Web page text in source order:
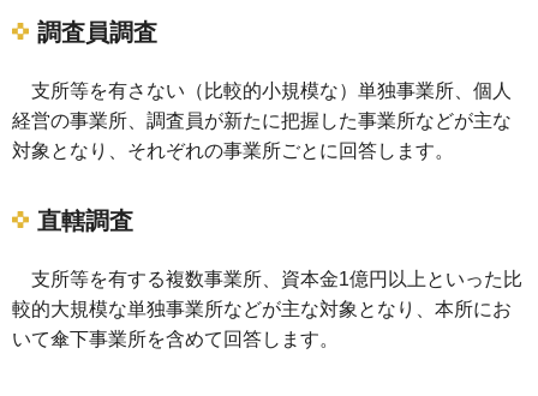
調査員調査
支所等を有さない（比較的小規模な）単独事業所、個人
経営の事業所、調査員が新たに把握した事業所などが主な
対象となり、それぞれの事業所ごとに回答します。
直轄調査
支所等を有する複数事業所、資本金1億円以上といった比
較的大規模な単独事業所などが主な対象となり、本所にお
いて傘下事業所を含めて回答します。